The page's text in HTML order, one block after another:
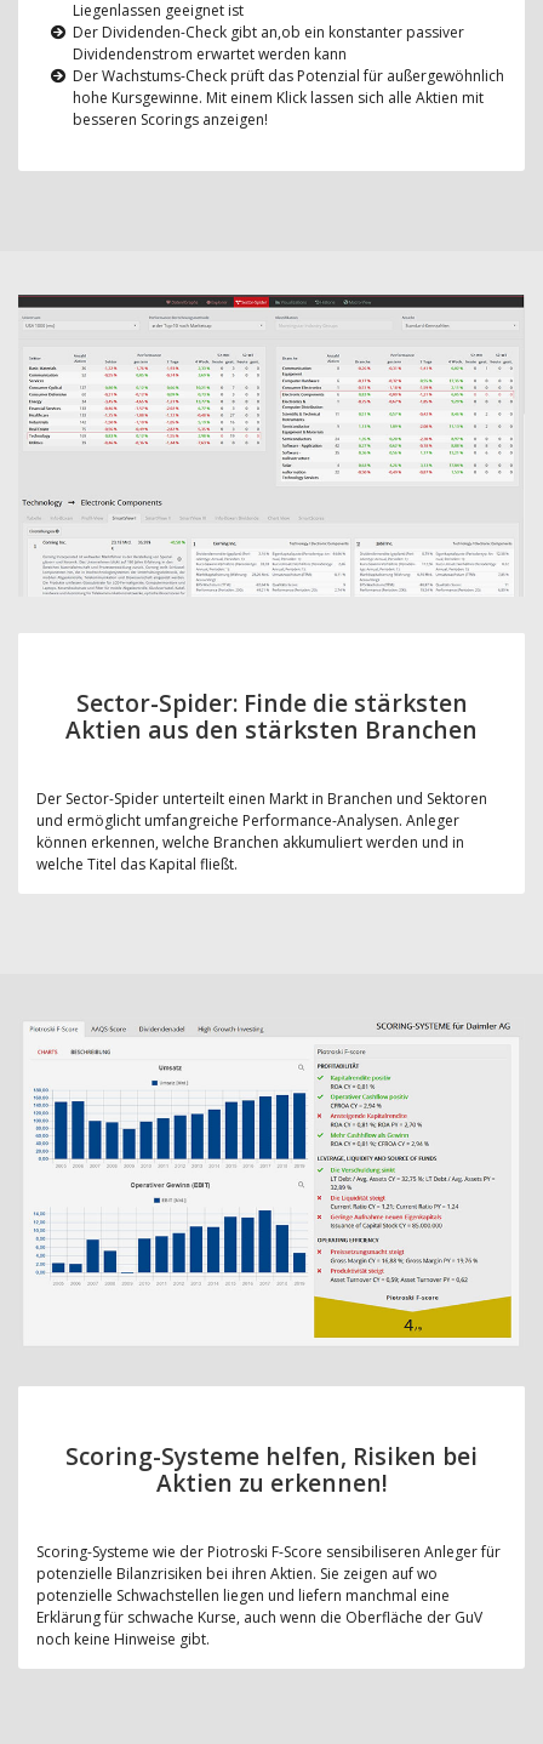
Liegenlassen geeignet ist
Der Dividenden-Check gibt an,ob ein konstanter passiver
Dividendenstrom erwartet werden kann
Der Wachstums-Check prüft das Potenzial für außergewöhnlich
hohe Kursgewinne. Mit einem Klick lassen sich alle Aktien mit
besseren Scorings anzeigen!
Sector-Spider: Finde die stärksten
Aktien aus den stärksten Branchen
Der Sector-Spider unterteilt einen Markt in Branchen und Sektoren
und ermöglicht umfangreiche Performance-Analysen. Anleger
können erkennen, welche Branchen akkumuliert werden und in
welche Titel das Kapital fließt.
Scoring-Systeme helfen, Risiken bei
Aktien zu erkennen!
Scoring-Systeme wie der Piotroski F-Score sensibiliseren Anleger für
potenzielle Bilanzrisiken bei ihren Aktien. Sie zeigen auf wo
potenzielle Schwachstellen liegen und liefern manchmal eine
Erklärung für schwache Kurse, auch wenn die Oberfläche der GuV
noch keine Hinweise gibt.